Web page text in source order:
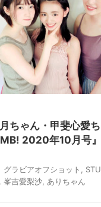
ちゃん・甲斐心愛
2020年10月号
グラビアオフショット
峯吉愛梨沙 ありちゃん